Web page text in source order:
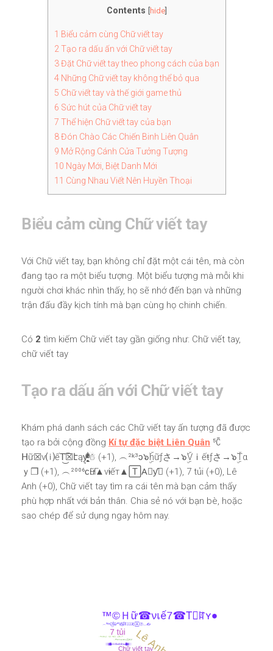
Contents hide]
1 Biểu cảm cùng Chữ viết tay
2Tạo ra dấu ấn với Chữ viết tay
3Đặt Chữ viết tay theo phong cách của bạn
4Những Chữ viết tay không thể bỏ qua
5 Chữ viết tay và thế giới game thủ
6 Sức hút của Chữ viết tay
7 Thể hiện Chữ viết tay của bạn
8Đón Chào Các Chiến Binh Liên Quân
9 Mở Rộng Cánh Cửa Tưởng Tượng
10 Ngày Mới, Biệt Danh Mới
11 Cùng Nhau Viết Nên Huyền Thoại
Biểu cảm cùng Chữ viết tay
Với Chữ viết tay, bạn không chỉ đặt một cái tên, mà còn
đang tạo ra một biểu tượng. Một biểu tượng mà mỗi khi
người chơi khác nhìn thấy, họ sẽ nhớ đến bạn và những
trận đấu đầy kịch tính mà bạn cùng họ chinh chiến.
Có 2 tìm kiếm Chữ viết tay gần giống như: Chữ viết tay,
chữ viết tay
Tạo ra dấu ấn với Chữ viết tay
Khám phá danh sách các Chữ viết tay ấn tượng đã được
tạo ra bởi cộng đồng Kí tự đặc biệt Liên Quân ⁵ꉓ
ᕼữ☒v⒤ếT͜͡☒էąy͉̝͖̻̯ͮ̒̂ͮ͋ͫͨ☃ (+1), ︵²ᵏ³ɔ๖ۣۜhữƒさ→๖ۣۜVｉếŧƒさ→๖ۣۜTα
ｙ❐ (+1), ︵²⁰⁰⁶ϲҤữ▲ѵɨếт▲🅃A⃒ƴ☦ (+1), 7 tủi (+0), Lê
Anh (+0), Chữ viết tay tìm ra cái tên mà bạn cảm thấy
phù hợp nhất với bản thân. Chia sẻ nó với bạn bè, hoặc
sao chép để sử dụng ngay hôm nay.